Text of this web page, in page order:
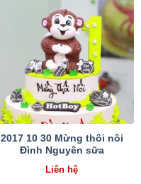
2017 10 30 Mừng thôi nôi
Đình Nguyên sữa
Liên hệ